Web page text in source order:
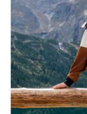
Odkryte
Koszule odkrywające
ramieniem wpadły Ci
właśnie ten krój